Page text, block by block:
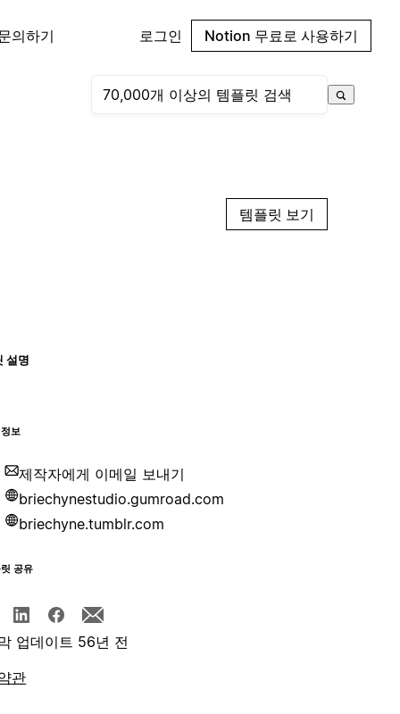
의하기 로그인 Notion 무료로 사용하기
템플릿 보기
설명
보
제작자에게 이메일 보내기
briechynestudio.gumroad.com
briechyne.tumblr.com
공유
업데이트 56년 전
관